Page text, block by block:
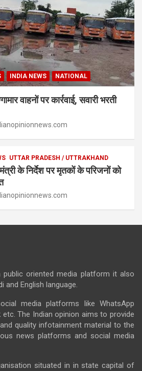
INDIA NEWS NATIONAL
वाहनों पर कार्रवाई, सवारी भरती
UTTAR PRADESH / UTTRAKHAND
के निर्देश पर मृतकों के परिजनों को
public oriented media platform it also
and English language.
media platforms like WhatsApp
etc. The Indian opinion aims to provide
quality infotainment material to the
news platforms and social media
situated in in state capital of